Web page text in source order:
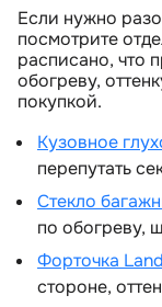
Если нужно
посмотрите
расписано, что
обогреву,
покупкой.
Кузовное
перепутать
Стекло
по обогреву,
Форточка
стороне,